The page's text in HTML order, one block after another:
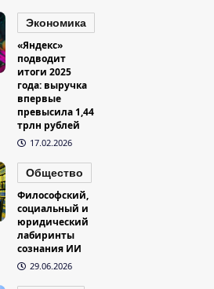
Экономика
«Яндекс»
подводит
итоги 2025
года: выручка
впервые
превысила 1,44
трлн рублей
17.02.2026
Общество
Философский,
социальный и
юридический
лабиринты
сознания ИИ
29.06.2026